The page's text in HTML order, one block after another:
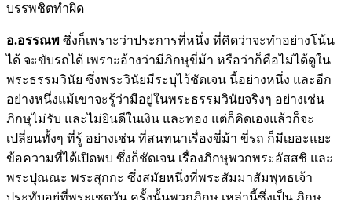
บรรพชิตทำผิด
อ.อรรณพ ซึ่งก็เพราะว่าประการที่หนึ่ง ที่คิดว่าจะทำอย่างโน้น
ได้ จะขับรถได้ เพราะอ้างว่ามีภิกษุขี่ม้า หรือว่าก็คือไม่ได้ดูใน
พระธรรมวินัย ซึ่งพระวินัยมีระบุไว้ชัดเจน นี้อย่างหนึ่ง และอีก
อย่างหนึ่งแม้เขาจะรู้ว่ามีอยู่ในพระธรรมวินัยจริงๆ อย่างเช่น
ภิกษุไม่รับ และไม่ยินดีในเงิน และทอง แต่ก็คิดเองแล้วก็จะ
เปลี่ยนทั้งๆ ที่รู้ อย่างเช่น ที่สนทนาเรื่องขี่ม้า ขี่รถ ก็มีเยอะแยะ
ข้อความที่ได้เปิดพบ ซึ่งก็ชัดเจน เรื่องภิกษุพวกพระอัสสชิ และ
พระปุณณะ พระสุกกะ ซึ่งสมัยหนึ่งที่พระสัมมาสัมพุทธเจ้า
ประทับอยู่ที่พระเชตวัน ครั้งนั้นพวกภิกษุ เหล่านี้ซึ่งเป็น ภิกษุ